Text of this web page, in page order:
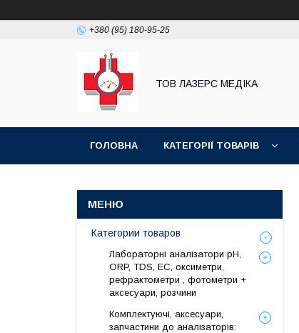
+380 (95) 180-95-25
ТОВ ЛАЗЕРС МЕДІКА
ГОЛОВНА КАТЕГОРІЇ ТОВАРІВ
Категории товаров
Лабораторні аналізатори pH,
ORP, TDS, EC, оксиметри,
рефрактометри , фотометри +
аксесуари, розчини
Комплектуючі, аксесуари,
запчастини до аналізаторів: